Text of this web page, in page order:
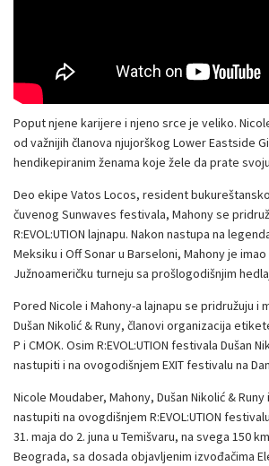
Poput njene karijere i njeno srce je veliko.
od važnijih članova njujorškog Lower Eastside
hendikepiranim ženama koje žele da prate
Deo ekipe Vatos Locos, resident
čuvenog Sunwaves festivala, Mahony se
R:EVOL:UTION lajnapu. Nakon nastupa na
Meksiku i Off Sonar u Barseloni, Mahony je
Južnoameričku turneju sa prošlogodišnjim
Pored Nicole i Mahony-a lajnapu se pridružuju i
Dušan Nikolić & Runy, članovi organizacija
P i CMOK. Osim R:EVOL:UTION festivala Dušan
nastupiti i na ovogodišnjem EXIT festivalu na
Nicole Moudaber, Mahony, Dušan Nikolić &
nastupiti na ovogdišnjem R:EVOL:UTION
31. maja do 2. juna u Temišvaru, na svega 150
Beograda, sa dosada objavljenim izvođačima